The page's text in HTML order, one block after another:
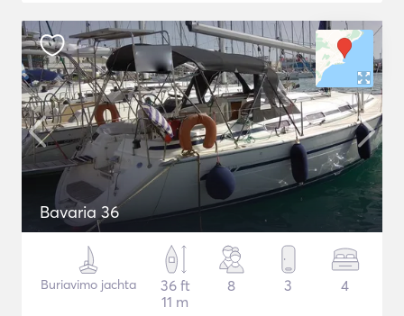
Bavaria 36
Buriavimo jachta
36 ft
11 m
8 3 4